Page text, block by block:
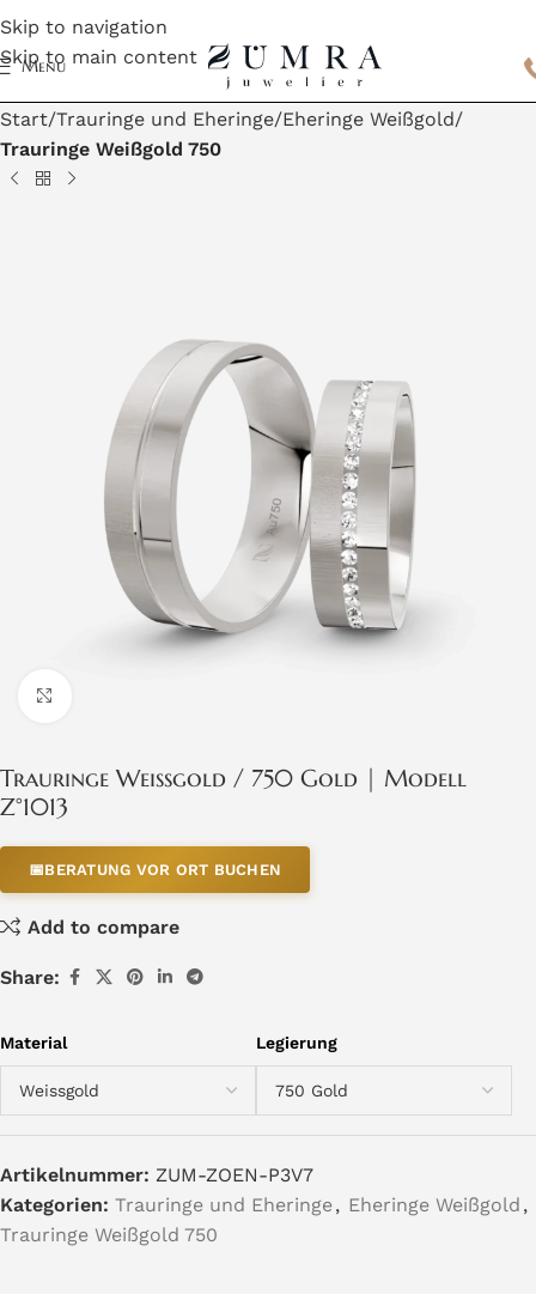
Skip to navigation
Skip to main content
Menu
Start Trauringe und Eheringe Eheringe Weißgold
Trauringe Weißgold 750
Trauringe Weissgold / 750 Gold | Modell
Z°1013
📅BERATUNG VOR ORT BUCHEN
Add to compare
Share:
Material Legierung
Artikelnummer: ZUM-ZOEN-P3V7
Kategorien: Trauringe und Eheringe, Eheringe Weißgold ,
Trauringe Weißgold 750